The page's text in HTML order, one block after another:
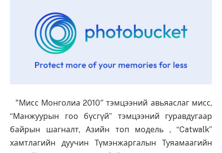
"Мисс Монголиа 2010″ тэмцээний авьяаслаг мисс,
“Манжуурын гоо бүсгүй” тэмцээний гуравдугаар
байрын шагналт, Азийн топ модель , “Catwalk”
хамтлагийн дуучин Түмэнжаргалын Туяамаагийн